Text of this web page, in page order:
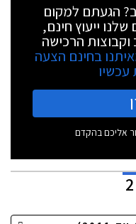
הגעתם למקום
ייעוץ חינם,
הרכישה
בחינם הצעה
אליכם בהקדם